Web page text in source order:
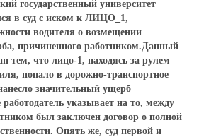
государственный университет
в суд с иском к ЛИЦО_1,
водителя о возмещении
причиненного работником.Данный
тем, что лицо-1, находясь за рулем
попало в дорожно-транспортное
значительный ущерб
указывает на то, между
был заключен договор о полной
Опять же, суд первой и